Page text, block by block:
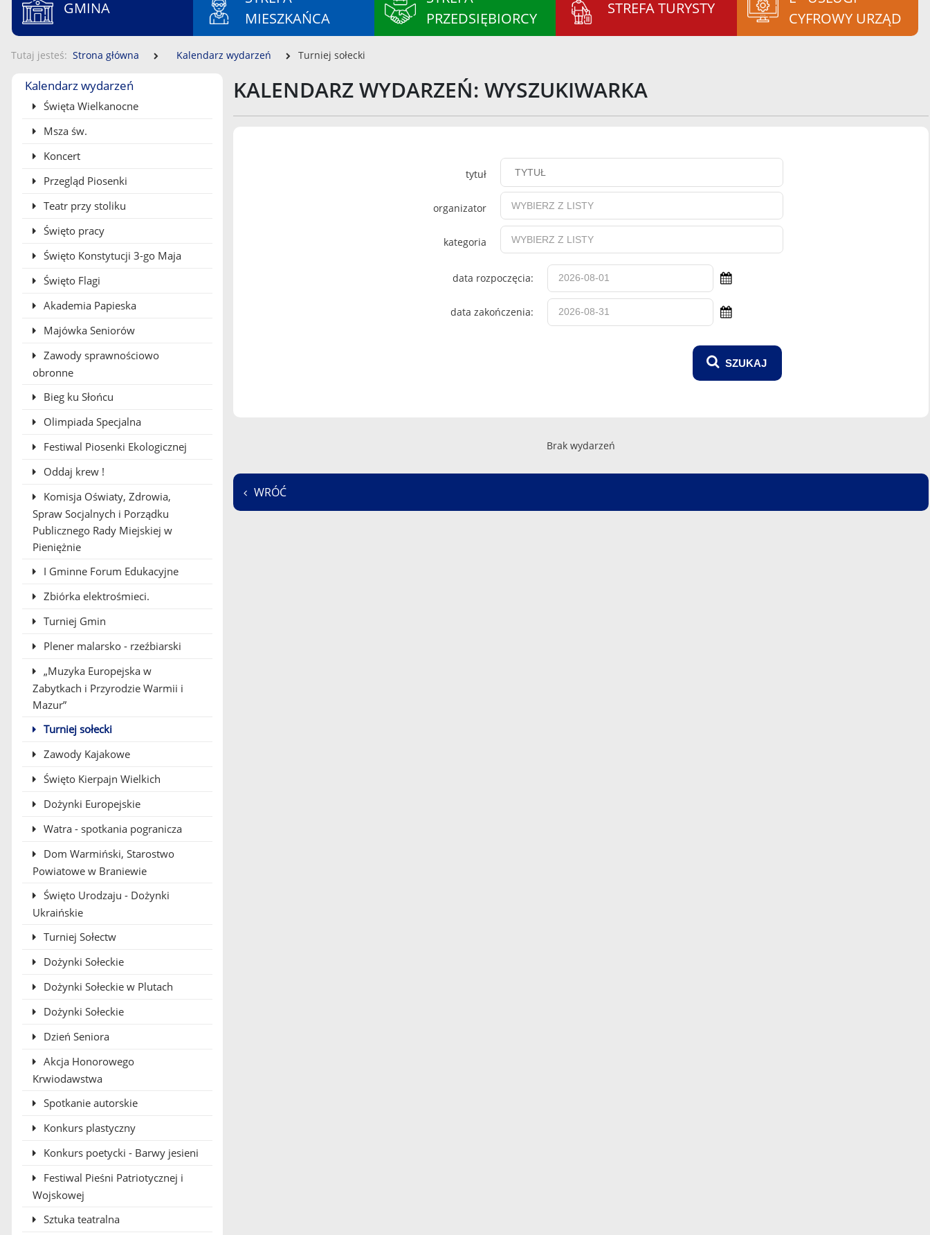
GMINA
MIESZKAŃCA
PRZEDSIĘBIORCY
STREFA TURYSTY
CYFROWY URZĄD
Tutaj jesteś Strona główna Kalendarz wydarzeń Turniej sołecki
Menu boczne
Kalendarz wydarzeń
Święta Wielkanocne
Msza św.
Koncert
Przegląd Piosenki
Teatr przy stoliku
Święto pracy
Święto Konstytucji 3-go Maja
Święto Flagi
Akademia Papieska
Majówka Seniorów
Zawody sprawnościowo
obronne
Bieg ku Słońcu
Olimpiada Specjalna
Festiwal Piosenki Ekologicznej
Oddaj krew !
Komisja Oświaty, Zdrowia,
Spraw Socjalnych i Porządku
Publicznego Rady Miejskiej w
Pieniężnie
I Gminne Forum Edukacyjne
Zbiórka elektrośmieci.
Turniej Gmin
Plener malarsko - rzeźbiarski
„Muzyka Europejska w
Zabytkach i Przyrodzie Warmii i
Mazur”
Turniej sołecki
Zawody Kajakowe
Święto Kierpajn Wielkich
Dożynki Europejskie
Watra - spotkania pogranicza
Dom Warmiński, Starostwo
Powiatowe w Braniewie
Święto Urodzaju - Dożynki
Ukraińskie
Turniej Sołectw
Dożynki Sołeckie
Dożynki Sołeckie w Plutach
Dożynki Sołeckie
Dzień Seniora
Akcja Honorowego
Krwiodawstwa
Spotkanie autorskie
Konkurs plastyczny
Konkurs poetycki - Barwy jesieni
Festiwal Pieśni Patriotycznej i
Wojskowej
Sztuka teatralna
KALENDARZ WYDARZEŃ: WYSZUKIWARKA
tytuł
organizator
kategoria
data rozpoczęcia:
data zakończenia:
Brak wydarzeń
WRÓĆ